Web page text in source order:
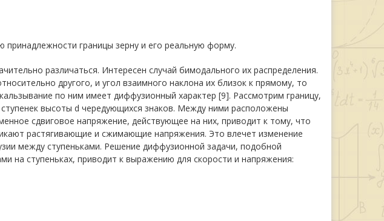
границы зерну и его реальную форму.
различаться. Интересен случай бимодального их распределения.
другого, и угол взаимного наклона их близок к прямому, то
по ним имеет диффузионный характер [9]. Рассмотрим границу,
высоты d чередующихся знаков. Между ними расположены
сдвиговое напряжение, действующее на них, приводит к тому, что
растягивающие и сжимающие напряжения. Это влечет изменение
между ступеньками. Решение диффузионной задачи, подобной
на ступеньках, приводит к выражению для скорости и напряжения: